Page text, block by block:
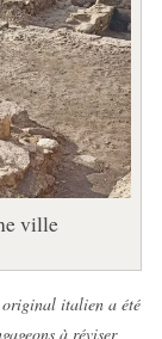
ville
italien a été
à réviser